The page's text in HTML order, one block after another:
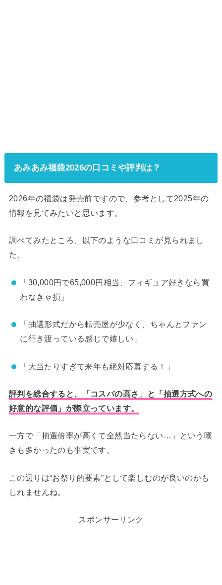
あみあみ福袋2026の口コミや評判は？
2026年の福袋は発売前ですので、参考として2025年の
情報を見てみたいと思います。
調べてみたところ、以下のような口コミが見られまし
た。
「30,000円で65,000円相当、フィギュア好きなら買
わなきゃ損」
「抽選形式だから転売屋が少なく、ちゃんとファン
に行き渡っている感じで嬉しい」
「大当たりすぎて来年も絶対応募する！」
評判を総合すると、「コスパの高さ」と「抽選方式への
好意的な評価」が際立っています。
一方で「抽選倍率が高くて全然当たらない…」という嘆
きも多かったのも事実です。
この辺りは“お祭り的要素”として楽しむのが良いのかも
しれませんね。
スポンサーリンク